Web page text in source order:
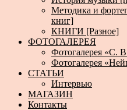
Методика и
книг]
КНИГИ [Разное]
ФОТОГАЛЕРЕЯ
Фотогалерея «С.
Фотогалерея
СТАТЬИ
Интервью
МАГАЗИН
Контакты